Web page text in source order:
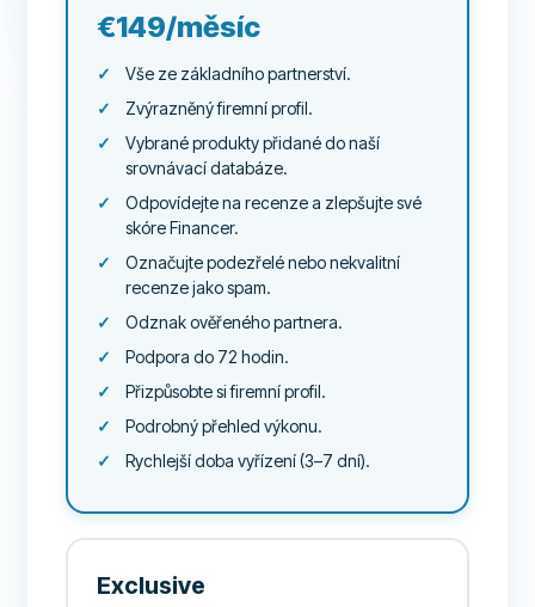
€149/měsíc
Vše ze základního partnerství.
Zvýrazněný firemní profil.
Vybrané produkty přidané do naší
srovnávací databáze.
Odpovídejte na recenze a zlepšujte své
skóre Financer.
Označujte podezřelé nebo nekvalitní
recenze jako spam.
Odznak ověřeného partnera.
Podpora do 72 hodin.
Přizpůsobte si firemní profil.
Podrobný přehled výkonu.
Rychlejší doba vyřízení (3–7 dní).
Exclusive